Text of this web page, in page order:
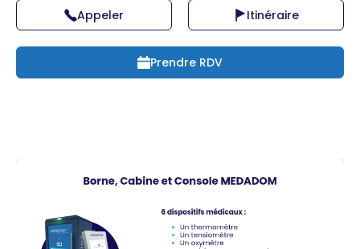
Appeler Itinéraire
Prendre RDV